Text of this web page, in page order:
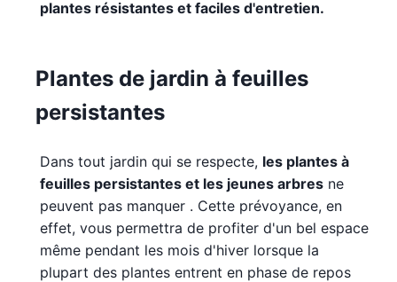
plantes résistantes et faciles d'entretien.
Plantes de jardin à feuilles
persistantes
Dans tout jardin qui se respecte, les plantes à
feuilles persistantes et les jeunes arbres ne
peuvent pas manquer . Cette prévoyance, en
effet, vous permettra de profiter d'un bel espace
même pendant les mois d'hiver lorsque la
plupart des plantes entrent en phase de repos